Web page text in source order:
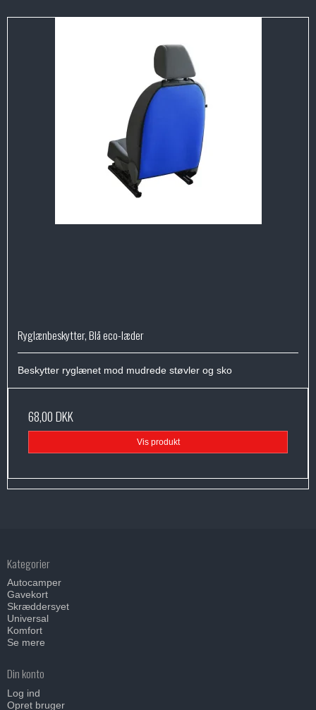
Ryglænbeskytter, Blå eco-læder
Beskytter ryglænet mod mudrede støvler og sko
68,00 DKK
Vis produkt
Kategorier
Autocamper
Gavekort
Skræddersyet
Universal
Komfort
Se mere
Din konto
Log ind
Opret bruger